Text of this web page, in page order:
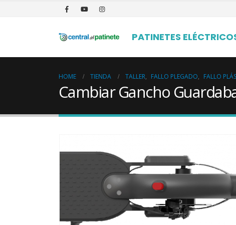
PATINETES
HOME TIENDA TALLER, FALLO PLEGADO, FALLO
Cambiar Gancho